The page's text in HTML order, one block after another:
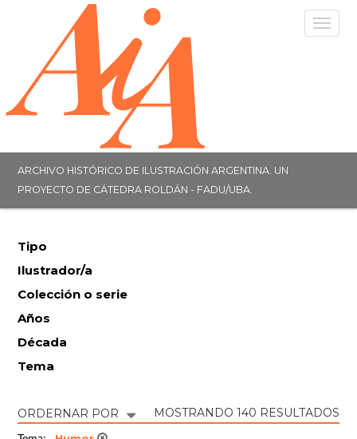
ARCHIVO HISTÓRICO DE ILUSTRACIÓN ARGENTINA. UN
PROYECTO DE CÁTEDRA ROLDÁN - FADU/UBA.
Tipo
Ilustrador/a
Colección o serie
Años
Década
Tema
ORDERNAR POR MOSTRANDO 140 RESULTADOS